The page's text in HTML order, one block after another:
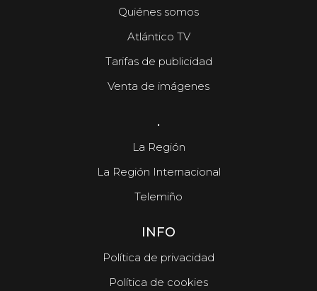
Quiénes somos
Atlántico TV
Tarifas de publicidad
Venta de imágenes
.
La Región
La Región Internacional
Telemiño
INFO
Política de privacidad
Política de cookies